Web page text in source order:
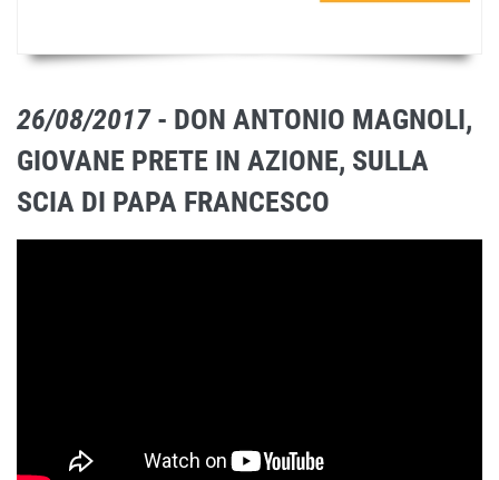
26/08/2017- DON ANTONIO MAGNOLI,
GIOVANE PRETE IN AZIONE, SULLA
SCIA DI PAPA FRANCESCO